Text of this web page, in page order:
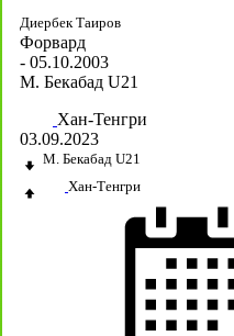
Диербек Таиров
Форвард
- 05.10.2003
М. Бекабад U21
Хан-Тенгри
03.09.2023
М. Бекабад U21
Хан-Тенгри